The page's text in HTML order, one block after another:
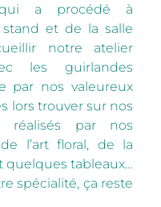
a procédé à
et de la salle
notre atelier
les guirlandes
par nos valeureux
lors trouver sur nos
réalisés par nos
l’art floral, de la
quelques tableaux…
spécialité, ça reste